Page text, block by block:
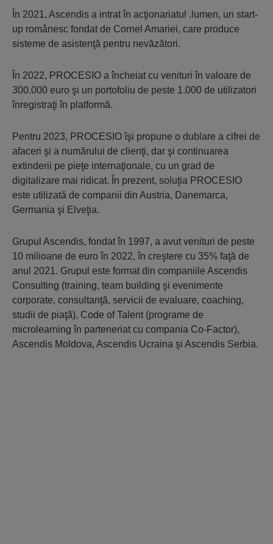
În 2021, Ascendis a intrat în acţionariatul .lumen, un start-
up românesc fondat de Cornel Amariei, care produce
sisteme de asistenţă pentru nevăzători.
În 2022, PROCESIO a încheiat cu venituri în valoare de
300.000 euro şi un portofoliu de peste 1.000 de utilizatori
înregistraţi în platformă.
Pentru 2023, PROCESIO îşi propune o dublare a cifrei de
afaceri şi a numărului de clienţi, dar şi continuarea
extinderii pe pieţe internaţionale, cu un grad de
digitalizare mai ridicat. În prezent, soluţia PROCESIO
este utilizată de companii din Austria, Danemarca,
Germania şi Elveţia.
Grupul Ascendis, fondat în 1997, a avut venituri de peste
10 milioane de euro în 2022, în creştere cu 35% faţă de
anul 2021. Grupul este format din companiile Ascendis
Consulting (training, team building şi evenimente
corporate, consultanţă, servicii de evaluare, coaching,
studii de piaţă), Code of Talent (programe de
microlearning în parteneriat cu compania Co-Factor),
Ascendis Moldova, Ascendis Ucraina şi Ascendis Serbia.